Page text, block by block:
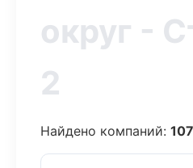
округ -
2
Найдено компаний: